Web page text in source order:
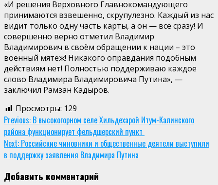
«И решения Верховного Главнокомандующего
принимаются взвешенно, скрупулезно. Каждый из нас
видит только одну часть карты, а он — все сразу! И
совершенно верно отметил Владимир
Владимирович в своём обращении к нации – это
военный мятеж! Никакого оправдания подобным
действиям нет! Полностью поддерживаю каждое
слово Владимира Владимировича Путина», —
заключил Рамзан Кадыров.
Просмотры: 129
Continue
Reading
Previous: В высокогорном селе Хильдехарой Итум-Калинского
района функционирует фельдшерский пункт
Next: Российские чиновники и общественные деятели выступили
в поддержку заявления Владимира Путина
Добавить комментарий